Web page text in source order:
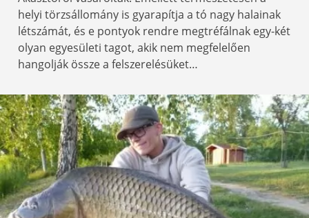
helyi törzsállomány is gyarapítja a tó nagy halainak
létszámát, és e pontyok rendre megtréfálnak egy-két
olyan egyesületi tagot, akik nem megfelelően
hangolják össze a felszerelésüket…